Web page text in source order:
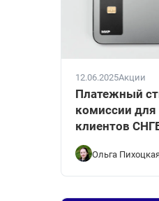
12.06.2025Акции
Платежный
комиссии
клиентов
Ольга